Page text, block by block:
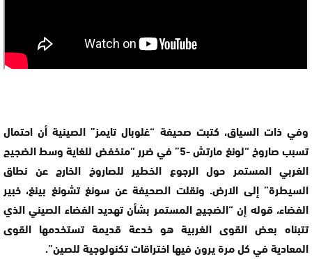
وفي ذات السياق، كتبت صحيفة “غلوبال تايمز” الصينية أن احتمال
تسبب صاروخ “لونغ مارتش -5” في ضرر “منخفض للغاية وسط الضجيج
الغربي المستمر حول الرجوع الخطير للصاروخ الخارج عن نطاق
السيطرة” إلى الارض. ونقلت الصحيفة عن سونغ تشونغ بينغ، خبير
الفضاء، قوله إن “الضجيج المستمر بشأن تهديد الفضاء الصيني الذي
تتبناه بعض القوى الغربية هو خدعة قديمة تستخدمها القوى
المعادية في كل مرة يرون فيها اختراقات تكنولوجية للصين”.